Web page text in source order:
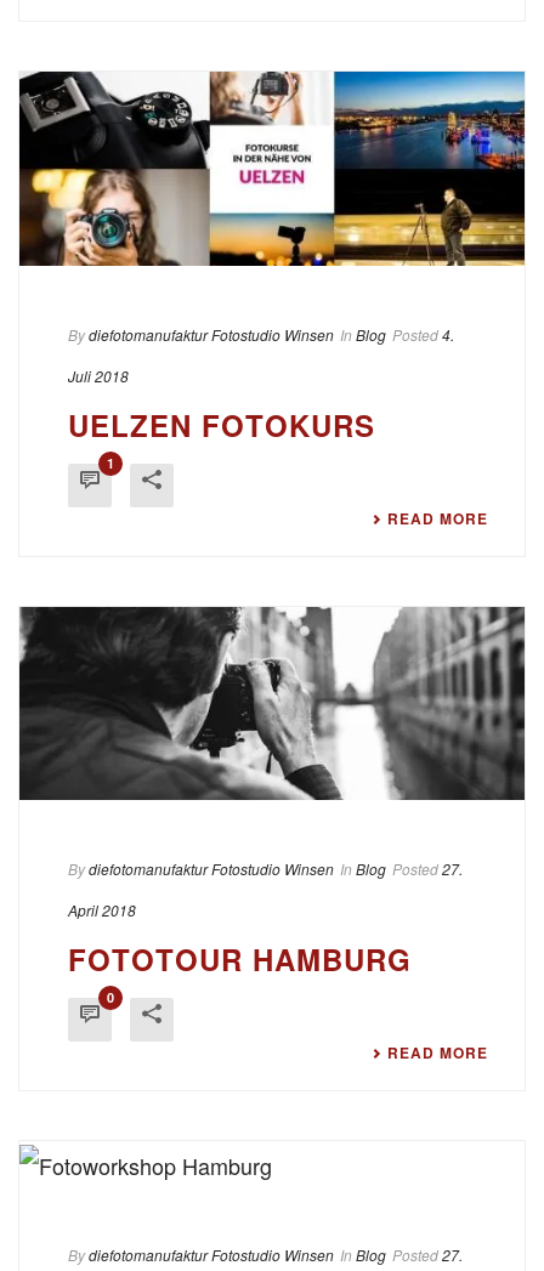
Bydiefotomanufaktur Fotostudio Winsen In Blog Posted4.
Juli 2018
UELZEN FOTOKURS
1
READ MORE
Bydiefotomanufaktur Fotostudio Winsen In Blog Posted27.
April 2018
FOTOTOUR HAMBURG
0
READ MORE
Bydiefotomanufaktur Fotostudio Winsen In Blog Posted27.